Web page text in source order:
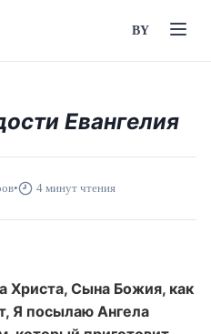
BY
Евангелия
• 4 минут чтения
Христа, Сына Божия, как
Я посылаю Ангела